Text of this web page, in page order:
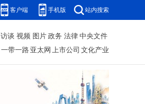
客户端 手机版 站内搜索
访谈 视频 图片 政务 法律 中央文件
一带一路 亚太网 上市公司 文化产业